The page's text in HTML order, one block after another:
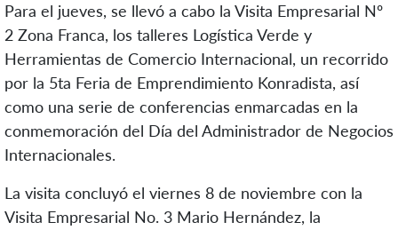
Para el jueves, se llevó a cabo la Visita Empresarial Nº
2 Zona Franca, los talleres Logística Verde y
Herramientas de Comercio Internacional, un recorrido
por la 5ta Feria de Emprendimiento Konradista, así
como una serie de conferencias enmarcadas en la
conmemoración del Día del Administrador de Negocios
Internacionales.
La visita concluyó el viernes 8 de noviembre con la
Visita Empresarial No. 3 Mario Hernández, la